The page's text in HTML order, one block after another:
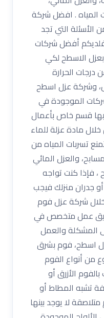
المياه . افضل شركة
الأسئلة التي تجد
فلديكم أفضل شركات
الاسطح لكي
درجات الحرارة
وشركة عزل اسطح
الموجودة في
بها قسم خاص بأعمال
مادة عزلة للماء
تسربات المياه من
والعزل المائي
، فإذا كنت تواجه
جدران منزلك فيجب
خلال شركة عزل فوم
فريق عمل متخصص في
المشكلة والعمل
اسطح، فوم بشرق
من أنواع الفوم
الأزرق أو
تشبه المطاط أو
لا يوجد بينها